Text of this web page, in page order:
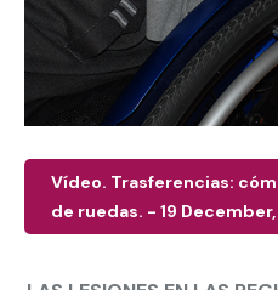
Vídeo. Trasferencias:
de ruedas. - 19